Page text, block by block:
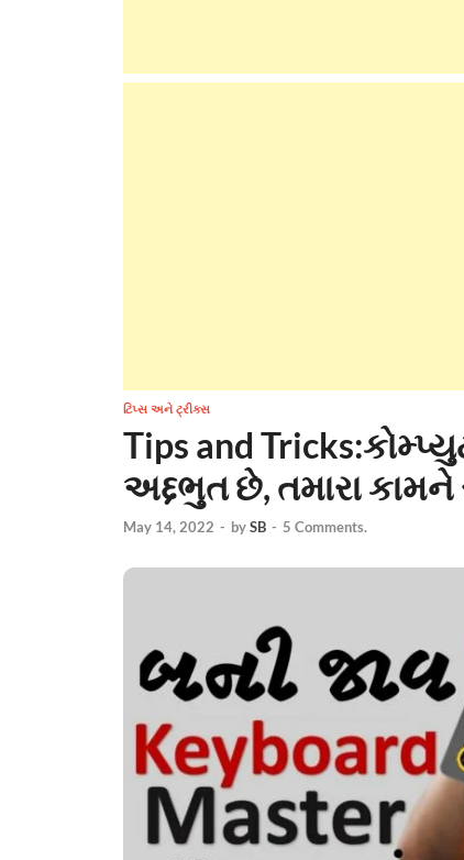
ટિપ્સ અને ટ્રીક્સ
Tips and
અદ્દભુત છે, તમારા
May 14, 2022 - bySB - 5 Comments.